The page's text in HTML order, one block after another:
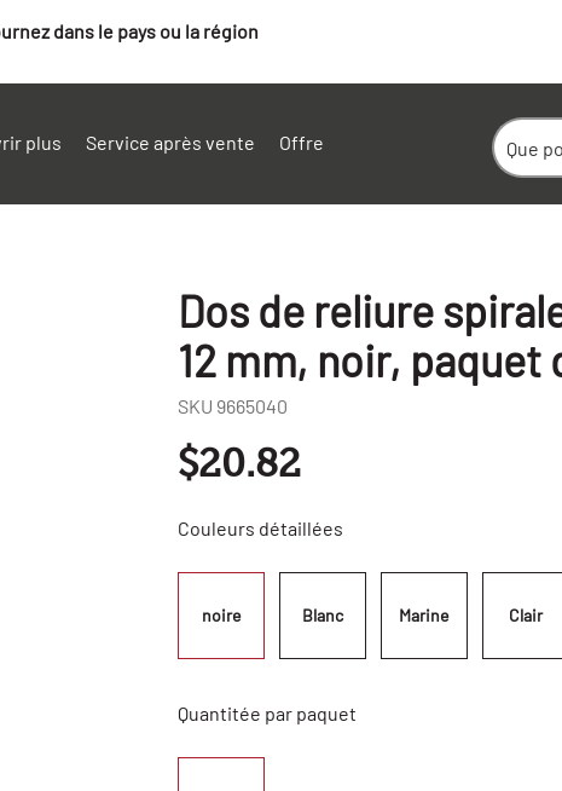
dans le pays ou la région
plus Service après vente Offre
Dos de reliure
12 mm, noir, paquet
SKU 9665040
$20.82
Couleurs détaillées
noire Blanc Marine Clair
Quantitée par paquet